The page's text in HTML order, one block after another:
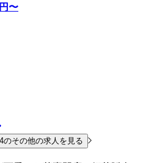
円〜
のその他の求人を見る